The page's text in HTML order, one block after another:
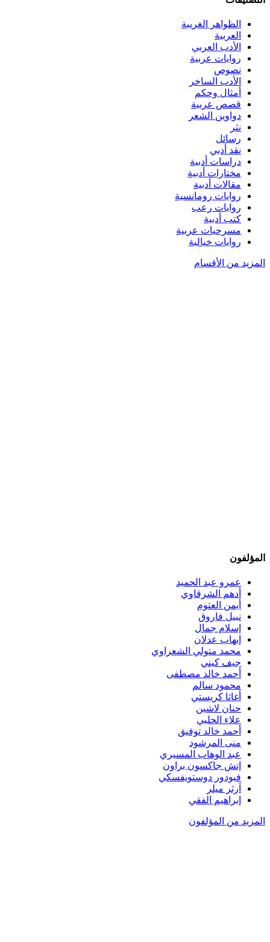
الظواهر الغريبة‏
العربية
الأدب العربي
روايات عربية
نصوص
الأدب الساخر
أمثال وحكم
قصص عربية
دواوين الشعر
نثر
رسائل
نقد أدبي
دراسات أدبية
مختارات أدبية
مقالات أدبية
روايات رومانسية
روايات رعب
كتب أدبية
مسرحيات عربية
روايات خيالية
المزيد من الأقسام
المؤلفون
عمرو عبد الحميد
أدهم الشرقاوي
أيمن العتوم
نبيل فاروق
إسلام جمال
إيهاب عدلان
محمد متولي الشعراوي
جيف كيني
أحمد خالد مصطفى
محمود سالم
أغاثا كريستي
حنان لاشين
علاء الحلبي
أحمد خالد توفيق
منى المرشود
عبد الوهاب المسيري
إتش جاكسون براون
فيودور دوستويفسكي
آرثر ميلر
إبراهيم الفقي
المزيد من المؤلفون